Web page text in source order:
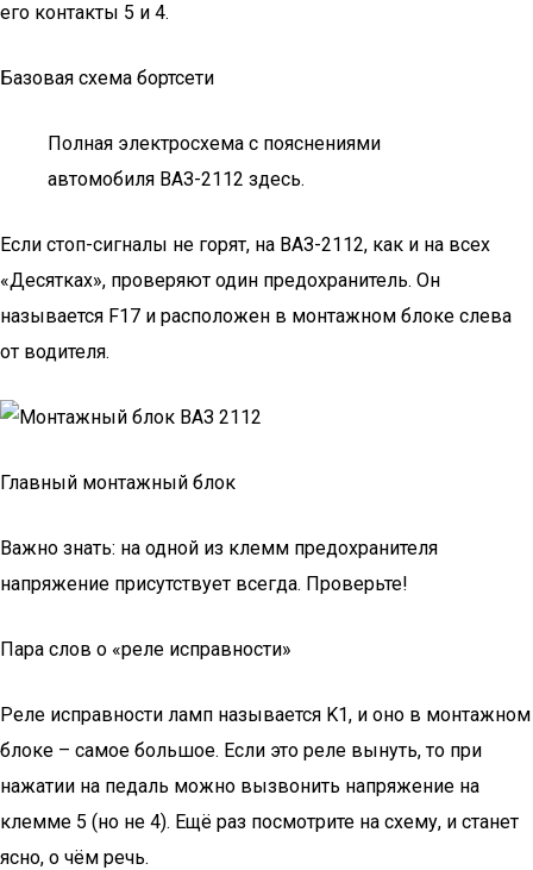
его контакты 5 и 4.
Базовая схема бортсети
Полная электросхема с пояснениями
автомобиля ВАЗ-2112 здесь.
Если стоп-сигналы не горят, на ВАЗ-2112, как и на всех
«Десятках», проверяют один предохранитель. Он
называется F17 и расположен в монтажном блоке слева
от водителя.
Главный монтажный блок
Важно знать: на одной из клемм предохранителя
напряжение присутствует всегда. Проверьте!
Пара слов о «реле исправности»
Реле исправности ламп называется K1, и оно в монтажном
блоке – самое большое. Если это реле вынуть, то при
нажатии на педаль можно вызвонить напряжение на
клемме 5 (но не 4). Ещё раз посмотрите на схему, и станет
ясно, о чём речь.